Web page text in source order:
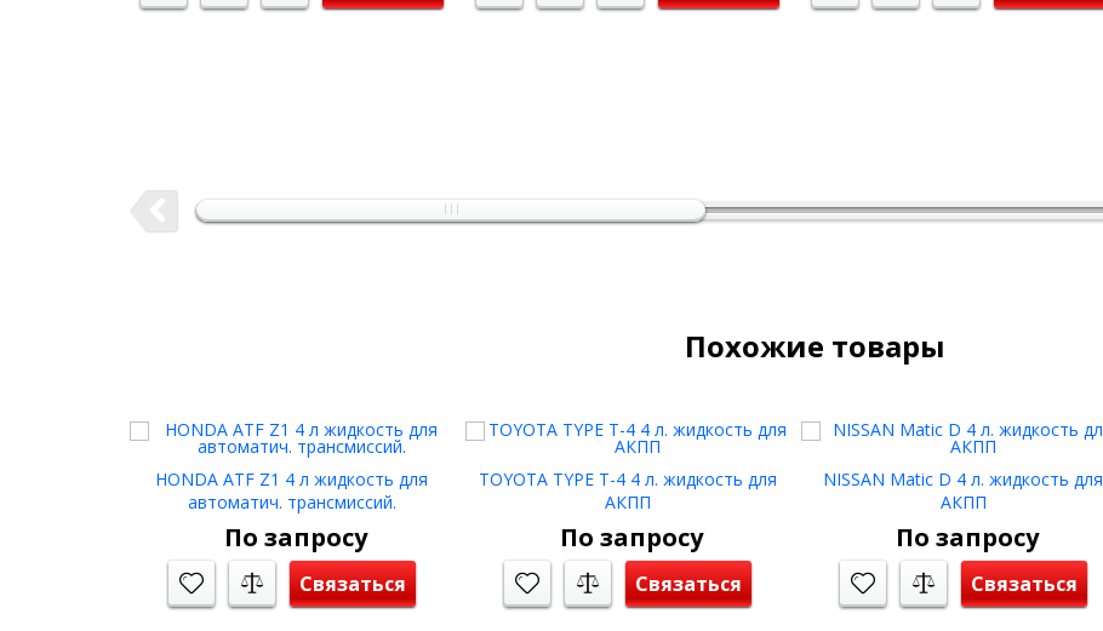
Похожие товары
HONDA ATF Z1 4 л жидкость для
автоматич. трансмиссий.
По запросу
Связаться
TOYOTA TYPE T-4 4 л. жидкость для
АКПП
По запросу
Связаться
NISSAN Matic D 4 л. жидкость для
АКПП
По запросу
Связаться